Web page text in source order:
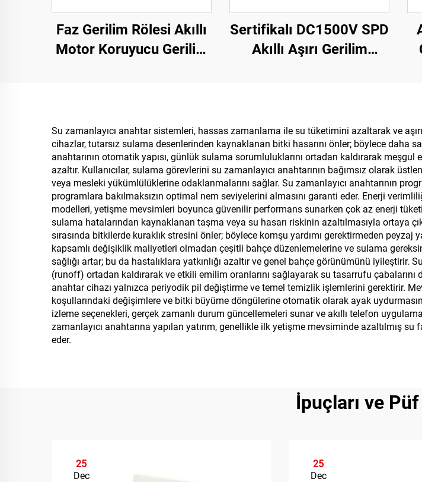
Faz Gerilim Rölesi Akıllı
Motor Koruyucu Gerilim
Sertifikalı DC1500V SPD
Akıllı Aşırı Gerilim
Su zamanlayıcı anahtar sistemleri, hassas zamanlama ile su tüketimini azaltarak ve
cihazlar, tutarsız sulama desenlerinden kaynaklanan bitki hasarını önler; böylece daha
anahtarının otomatik yapısı, günlük sulama sorumluluklarını ortadan kaldırarak
azaltır. Kullanıcılar, sulama görevlerini su zamanlayıcı anahtarının bağımsız olarak
veya mesleki yükümlülüklerine odaklanmalarını sağlar. Su zamanlayıcı anahtarının
programlara bakılmaksızın optimal nem seviyelerini almasını garanti eder. Enerji
modelleri, yetişme mevsimleri boyunca güvenilir performans sunarken çok az enerji
sulama hatalarından kaynaklanan taşma veya su hasarı riskinin azaltılmasıyla ortaya
sırasında bitkilerde kuraklık stresini önler; böylece komşu yardımı gerektirmeden
kapsamlı değişiklik maliyetleri olmadan çeşitli bahçe düzenlemelerine ve sulama
sağlığı artar; bu da hastalıklara yatkınlığı azaltır ve genel bahçe görünümünü iyileştirir.
(runoff) ortadan kaldırarak ve etkili emilim oranlarını sağlayarak su tasarrufu
anahtar cihazı yalnızca periyodik pil değiştirme ve temel temizlik işlemlerini gerektirir.
koşullarındaki değişimlere ve bitki büyüme döngülerine otomatik olarak ayak
izleme seçenekleri, gerçek zamanlı durum güncellemeleri sunar ve akıllı telefon
zamanlayıcı anahtarına yapılan yatırım, genellikle ilk yetişme mevsiminde azaltılmış
eder.
İpuçları ve
25
Dec
25
Dec